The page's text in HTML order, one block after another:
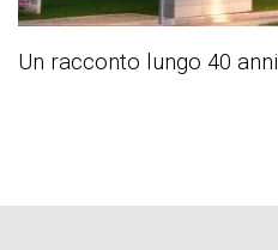
Un racconto lungo 40 anni